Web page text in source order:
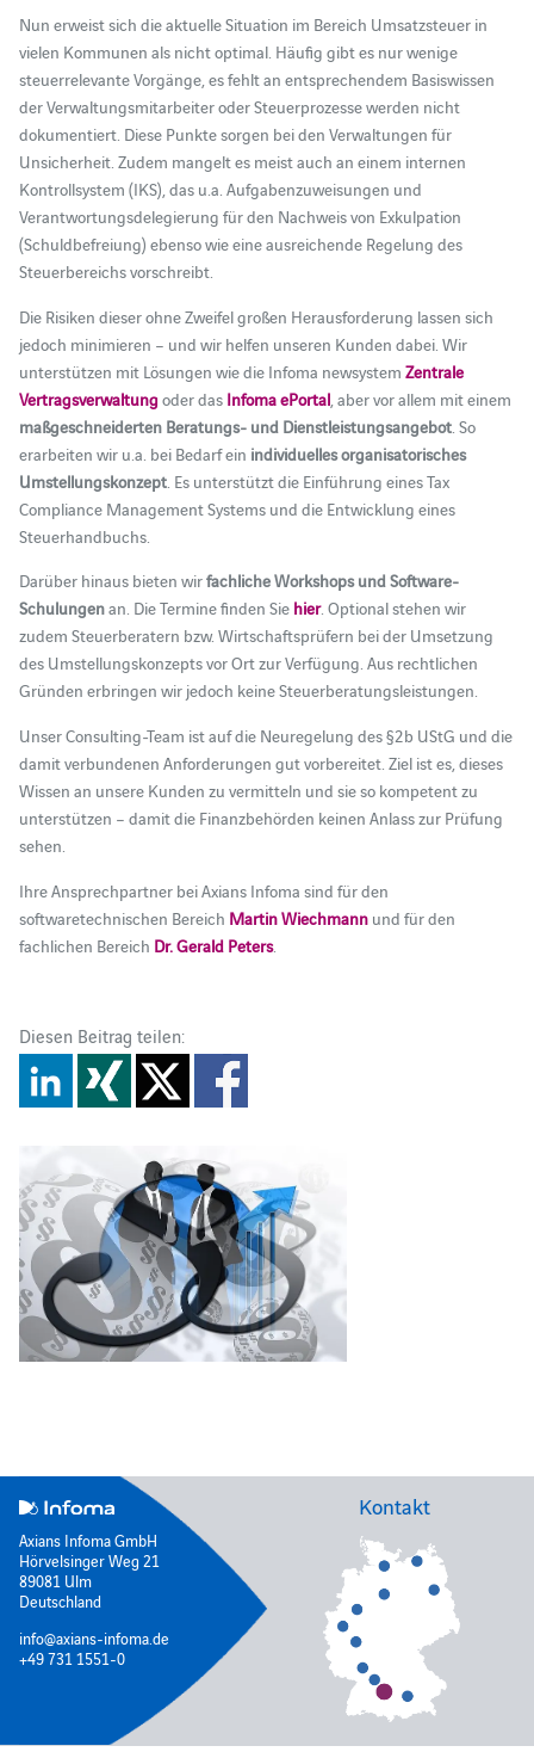
Nun erweist sich die aktuelle Situation im Bereich Umsatzsteuer in
vielen Kommunen als nicht optimal. Häufig gibt es nur wenige
steuerrelevante Vorgänge, es fehlt an entsprechendem Basiswissen
der Verwaltungsmitarbeiter oder Steuerprozesse werden nicht
dokumentiert. Diese Punkte sorgen bei den Verwaltungen für
Unsicherheit. Zudem mangelt es meist auch an einem internen
Kontrollsystem (IKS), das u.a. Aufgabenzuweisungen und
Verantwortungsdelegierung für den Nachweis von Exkulpation
(Schuldbefreiung) ebenso wie eine ausreichende Regelung des
Steuerbereichs vorschreibt.
Die Risiken dieser ohne Zweifel großen Herausforderung lassen sich
jedoch minimieren – und wir helfen unseren Kunden dabei. Wir
unterstützen mit Lösungen wie die Infoma newsystem Zentrale
Vertragsverwaltungoder das Infoma ePortal, aber vor allem mit einem
maßgeschneiderten Beratungs- und Dienstleistungsangebot. So
erarbeiten wir u.a. bei Bedarf ein individuellesorganisatorisches
Umstellungskonzept. Es unterstützt die Einführung eines Tax
Compliance Management Systems und die Entwicklung eines
Steuerhandbuchs.
Darüber hinaus bieten wirfachliche Workshops und Software-
Schulungenan. Die Termine finden Sie hier. Optional stehen wir
zudem Steuerberatern bzw. Wirtschaftsprüfern bei der Umsetzung
des Umstellungskonzepts vor Ort zur Verfügung. Aus rechtlichen
Gründen erbringen wir jedoch keine Steuerberatungsleistungen.
Unser Consulting-Team ist auf die Neuregelung des §2b UStG und die
damit verbundenen Anforderungen gut vorbereitet. Ziel ist es, dieses
Wissen an unsere Kunden zu vermitteln und sie so kompetent zu
unterstützen – damit die Finanzbehörden keinen Anlass zur Prüfung
sehen.
Ihre Ansprechpartner bei Axians Infoma sind für den
softwaretechnischen Bereich Martin Wiechmannund für den
fachlichen Bereich Dr. Gerald Peters.
Diesen Beitrag teilen:
Axians Infoma GmbH
Hörvelsinger Weg 21
89081 Ulm
Deutschland
info@axians-infoma.de
+49 731 1551-0
Kontakt